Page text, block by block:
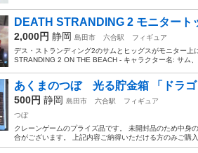
DEATH STRANDING 2 モニタート
2,000円 静岡 島田市 六合駅
フィギュア
デス・ストランディング2のサムとヒッグスがモニター
STRANDING 2 ON THE BEACH - キャラクター名: サム、
あくまのつぼ 光る貯金箱 「ドラゴ
500円 静岡 島田市 六合駅
フィギュア
つぼ
クレーンゲームのプライズ品です。 未開封品のため中身
合がございます。 上記内容ご納得いただける方のみご購